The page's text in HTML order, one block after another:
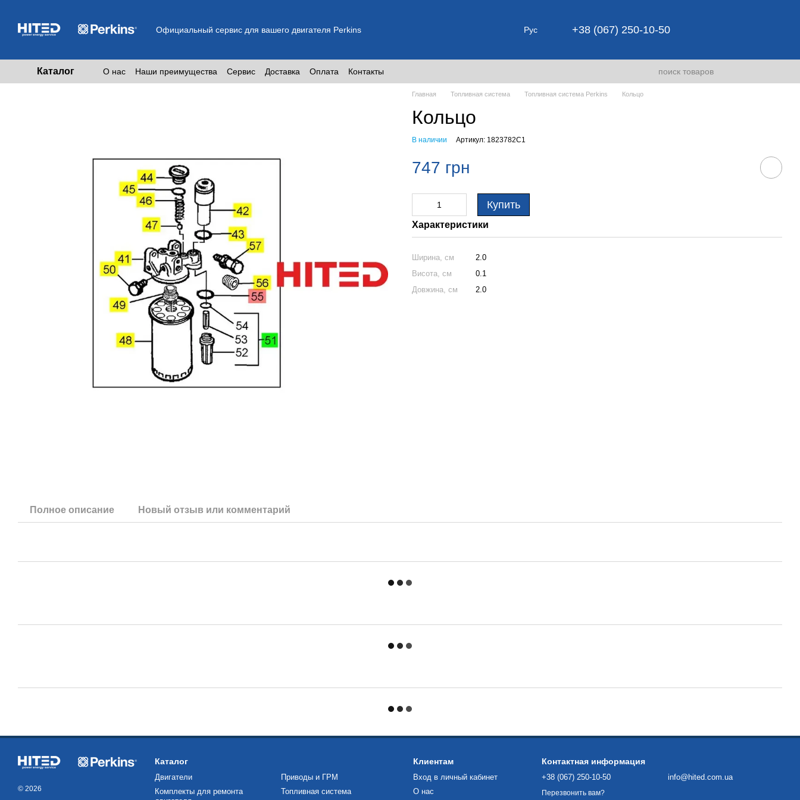
Официальный сервис для вашего двигателя Perkins Рус +38 (067) 250-10-50
Каталог О нас Наши преимущества Сервис Доставка Оплата Контакты
Главная Топливная система Топливная система Perkins Кольцо
Кольцо
В наличии Артикул: 1823782C1
747 грн
Купить
Характеристики
Ширина, см
2.0
Висота, см
0.1
Довжина, см
2.0
Полное описание Новый отзыв или комментарий
© 2026
Каталог
Двигатели
Комплекты для ремонта
Приводы и ГРМ
Топливная система
Клиентам
Вход в личный кабинет
О нас
Контактная информация
+38 (067) 250-10-50
Перезвонить вам?
info@hited.com.ua